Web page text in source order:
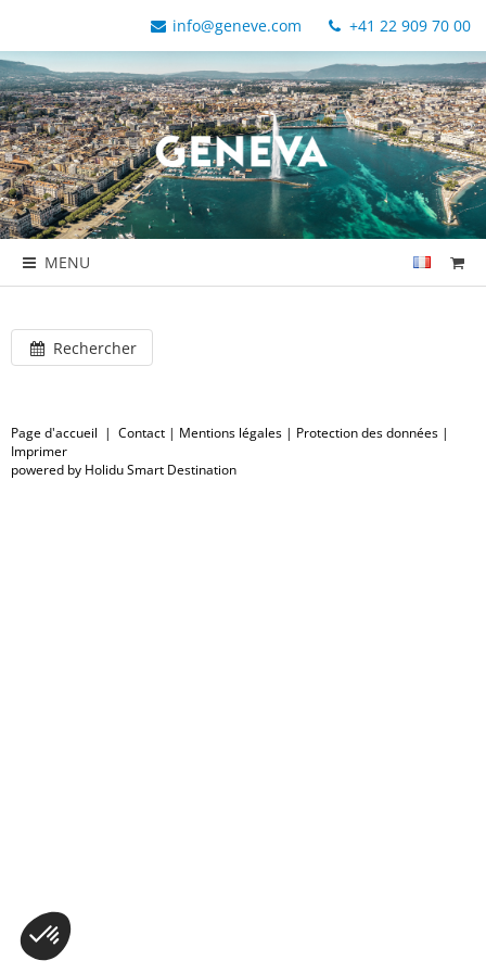
info@geneve.com +41 22 909 70 00
MENU
Rechercher
Page d'accueil | Contact | Mentions légales | Protection des données |
Imprimer
powered by Holidu Smart Destination